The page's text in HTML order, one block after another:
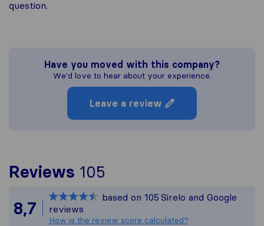
question.
Have you moved with this company?
We'd love to hear about your experience.
Leave a review
Reviews 105
All reviews gathered
8,7
based on 105 Sirelo and Google
reviews
How is the review score calculated?